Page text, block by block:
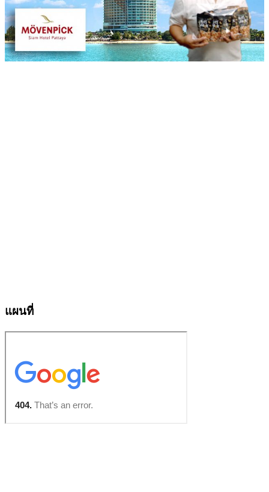
แผนที่